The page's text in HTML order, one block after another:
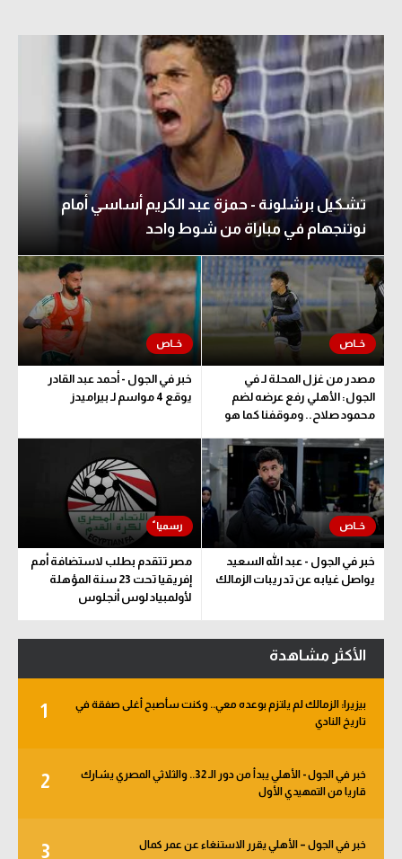
تشكيل برشلونة - حمزة عبد الكريم أساسي أمام
نوتنجهام في مباراة من شوط واحد
مصدر من غزل المحلة لـ في
الجول: الأهلي رفع عرضه لضم
محمود صلاح.. وموقفنا كما هو
خبر في الجول - أحمد عبد القادر
يوقع 4 مواسم لـ بيراميدز
خبر في الجول - عبد الله السعيد
يواصل غيابه عن تدريبات الزمالك
مصر تتقدم بطلب لاستضافة أمم
إفريقيا تحت 23 سنة المؤهلة
لأولمبياد لوس أنجلوس
الأكثر مشاهدة
1
بيزيرا: الزمالك لم يلتزم بوعده معي.. وكنت سأصبح أغلى صفقة في
تاريخ النادي
2
خبر في الجول - الأهلي يبدأ من دور الـ 32.. والثلاثي المصري يشارك
قاريا من التمهيدي الأول
3 خبر في الجول – الأهلي يقرر الاستنغاء عن عمر كمال